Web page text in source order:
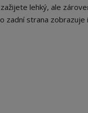
lehký, ale
zadní strana